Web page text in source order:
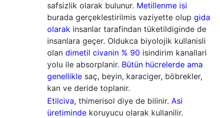
safsizlik olarak bulunur. Metillenme isi
burada gerçeklestirilmis vaziyette olup gida
olarak insanlar tarafindan tüketildiginde de
insanlara geçer. Oldukca biyolojik kullanisli
olan dimetil civanin % 90 isindirim kanallari
yolu ile absorplanir. Bütün hücrelerde ama
genellikle saç, beyin, karaciger, böbrekler,
kan ve deride toplanir.
Etilciva, thimerisol diye de bilinir. Asi
üretiminde koruyucu olarak kullanilir.